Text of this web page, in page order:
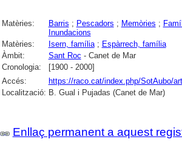
Matèries: Barris ; Pescadors ; Memòries ;
Inundacions
Matèries:
Isern, família; Espàrrech, família
Àmbit:
Sant Roc - Canet de Mar
Cronologia:
[1900 - 2000]
Accés:
https://raco.cat/index.php/SotAubo/
Localització: B. Gual i Pujadas (Canet de Mar)
Enllaç permanent a aquest